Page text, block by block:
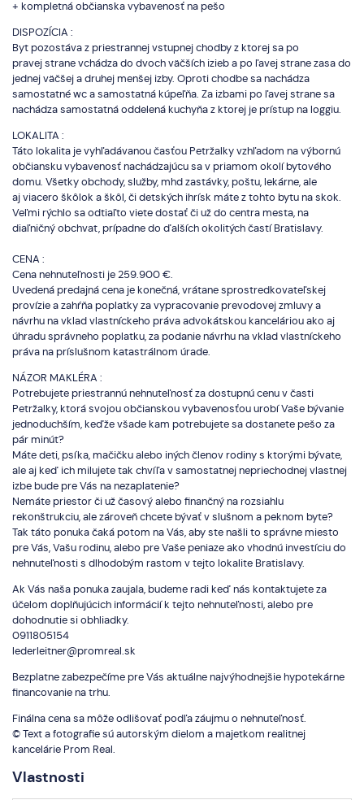
+ kompletná občianska vybavenosť na pešo
DISPOZÍCIA :
Byt pozostáva z priestrannej vstupnej chodby z ktorej sa po
pravej strane vchádza do dvoch väčších izieb a po ľavej strane zasa do
jednej väčšej a druhej menšej izby. Oproti chodbe sa nachádza
samostatné wc a samostatná kúpeľňa. Za izbami po ľavej strane sa
nachádza samostatná oddelená kuchyňa z ktorej je prístup na loggiu.
LOKALITA :
Táto lokalita je vyhľadávanou časťou Petržalky vzhľadom na výbornú
občiansku vybavenosť nachádzajúcu sa v priamom okolí bytového
domu. Všetky obchody, služby, mhd zastávky, poštu, lekárne, ale
aj viacero škôlok a škôl, či detských ihrísk máte z tohto bytu na skok.
Veľmi rýchlo sa odtiaľto viete dostať či už do centra mesta, na
diaľničný obchvat, prípadne do ďalších okolitých častí Bratislavy.
CENA :
Cena nehnuteľnosti je 259.900 €.
Uvedená predajná cena je konečná, vrátane sprostredkovateľskej
provízie a zahŕňa poplatky za vypracovanie prevodovej zmluvy a
návrhu na vklad vlastníckeho práva advokátskou kanceláriou ako aj
úhradu správneho poplatku, za podanie návrhu na vklad vlastníckeho
práva na príslušnom katastrálnom úrade.
NÁZOR MAKLÉRA :
Potrebujete priestrannú nehnuteľnosť za dostupnú cenu v časti
Petržalky, ktorá svojou občianskou vybavenosťou urobí Vaše bývanie
jednoduchším, keďže všade kam potrebujete sa dostanete pešo za
pár minút?
Máte deti, psíka, mačičku alebo iných členov rodiny s ktorými bývate,
ale aj keď ich milujete tak chvíľa v samostatnej nepriechodnej vlastnej
izbe bude pre Vás na nezaplatenie?
Nemáte priestor či už časový alebo finančný na rozsiahlu
rekonštrukciu, ale zároveň chcete bývať v slušnom a peknom byte?
Tak táto ponuka čaká potom na Vás, aby ste našli to správne miesto
pre Vás, Vašu rodinu, alebo pre Vaše peniaze ako vhodnú investíciu do
nehnuteľnosti s dlhodobým rastom v tejto lokalite Bratislavy.
Ak Vás naša ponuka zaujala, budeme radi keď nás kontaktujete za
účelom doplňujúcich informácií k tejto nehnuteľnosti, alebo pre
dohodnutie si obhliadky.
0911805154
lederleitner@promreal.sk
Bezplatne zabezpečíme pre Vás aktuálne najvýhodnejšie hypotekárne
financovanie na trhu.
Finálna cena sa môže odlišovať podľa záujmu o nehnuteľnosť.
© Text a fotografie sú autorským dielom a majetkom realitnej
kancelárie Prom Real.
Vlastnosti